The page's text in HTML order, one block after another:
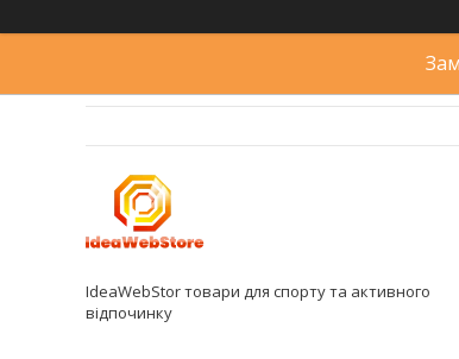
IdeaWebStor товари для спорту та активного
відпочинку